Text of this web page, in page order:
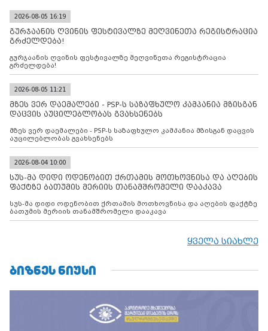
2026-08-05 16:19
გურჯაანის ღვინის ფესტივალზე მეღვინეთა რეგისტრაცია
გრძელდება!
გურჯაანის ღვინის ფესტივალზე მეღვინეთა რეგისტრაცია
გრძელდება!
2026-08-05 11:21
მზეს ვერ დაემალები - PSP-ს საზაფხულო კამპანია მზისგან
დაცვის აუცილებლობას გვახსენებს
მზეს ვერ დაემალები - PSP-ს საზაფხულო კამპანია მზისგან დაცვის
აუცილებლობას გვახსენებს
2026-08-04 10:00
სუს-მა დიდი ოდენობით ქრთამის მოთხოვნისა და აღების
ფაქტზე ბათუმის მერიის თანამშრომელი დააკავა
სუს-მა დიდი ოდენობით ქრთამის მოთხოვნისა და აღების ფაქტზე
ბათუმის მერიის თანამშრომელი დააკავა
ყველა სიახლე
ᲑᲘᲖᲜᲔᲡ ᲜᲘᲣᲡᲘ